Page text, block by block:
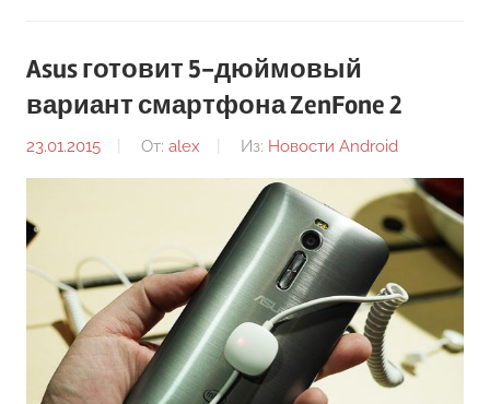
Asus готовит 5-дюймовый
вариант смартфона ZenFone 2
23.01.2015 От: alex Из: Новости Android